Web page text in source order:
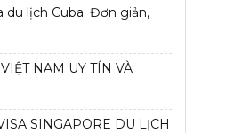
du lịch Cuba: Đơn giản,
NAM UY TÍN VÀ
SINGAPORE DU LỊCH